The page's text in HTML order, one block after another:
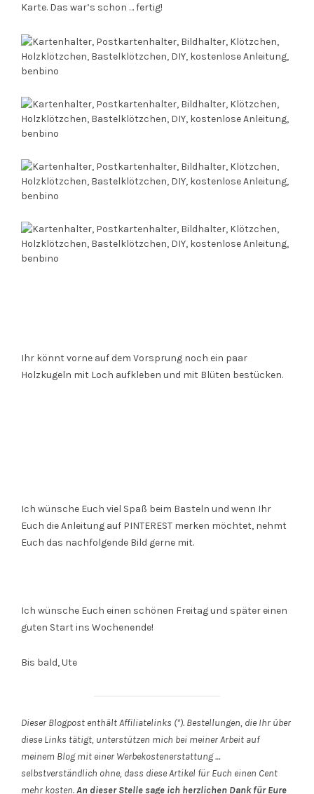
Karte. Das war’s schon … fertig!
Ihr könnt vorne auf dem Vorsprung noch ein paar
Holzkugeln mit Loch aufkleben und mit Blüten bestücken.
Ich wünsche Euch viel Spaß beim Basteln und wenn Ihr
Euch die Anleitung auf PINTEREST merken möchtet, nehmt
Euch das nachfolgende Bild gerne mit.
Ich wünsche Euch einen schönen Freitag und später einen
guten Start ins Wochenende!
Bis bald, Ute
Dieser Blogpost enthält Affiliatelinks (*). Bestellungen, die Ihr über
diese Links tätigt, unterstützen mich bei meiner Arbeit auf
meinem Blog mit einer Werbekostenerstattung …
selbstverständlich ohne, dass diese Artikel für Euch einen Cent
mehr kosten.An dieser Stelle sage ich herzlichen Dank für Eure